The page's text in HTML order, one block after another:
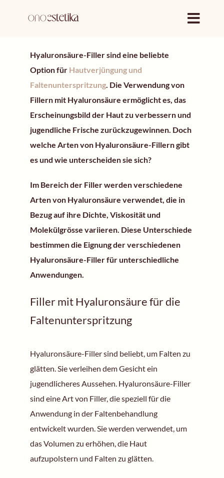
Hyaluronsäure-Filler sind eine beliebte
Option für Hautverjüngung und
Faltenunterspritzung. Die Verwendung von
Fillern mit Hyaluronsäure ermöglicht es, das
Erscheinungsbild der Haut zu verbessern und
jugendliche Frische zurückzugewinnen. Doch
welche Arten von Hyaluronsäure-Fillern gibt
es und wie unterscheiden sie sich?
Im Bereich der Filler werden verschiedene
Arten von Hyaluronsäure verwendet, die in
Bezug auf ihre Dichte, Viskosität und
Molekülgrösse variieren. Diese Unterschiede
bestimmen die Eignung der verschiedenen
Hyaluronsäure-Filler für unterschiedliche
Anwendungen.
Filler mit Hyaluronsäure für die
Faltenunterspritzung
Hyaluronsäure-Filler sind beliebt, um Falten zu
glätten. Sie verleihen dem Gesicht ein
jugendlicheres Aussehen. Hyaluronsäure-Filler
sind eine Art von Filler, die speziell für die
Anwendung in der Faltenbehandlung
entwickelt wurden. Sie werden verwendet, um
das Volumen zu erhöhen, die Haut
aufzupolstern und Falten zu glätten.